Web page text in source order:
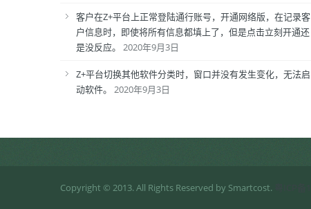
客户在Z+平台上正常登陆通行账号，开通网络版，在记录客
户信息时，即使将所有信息都填上了，但是点击立刻开通还
是没反应。
2020年9月3日
Z+平台切换其他软件分类时，窗口并没有发生变化，无法启
动软件。
2020年9月3日
Copyright © 2013. All Rights Reserved by Smartcost.